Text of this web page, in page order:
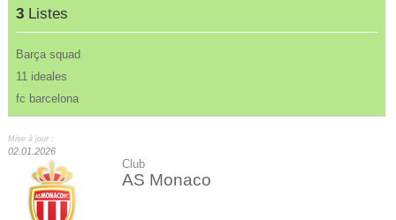
3 Listes
Barça squad
11 ideales
fc barcelona
Mise à jour :
02.01.2026
Club
AS Monaco